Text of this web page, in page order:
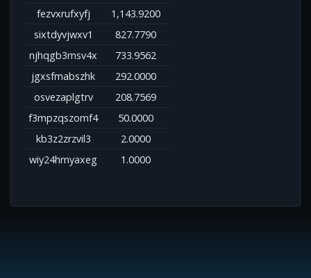
fezvxrufxyfj
1,143.9200
sixtdyvjwxv1
827.7790
njhqgb3msv4x
733.9562
jgxsfmabszhk
292.0000
osvezaplgtrv
208.7569
f3mpzqszomf4
50.0000
kb3z2zrzvil3
2.0000
wiy24hmyaxeg
1.0000